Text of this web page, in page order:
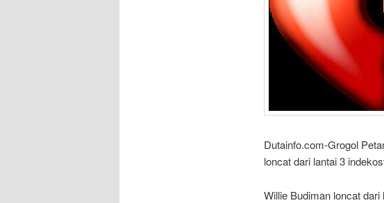
Dutainfo.com-Grogol
loncat dari lantai 3
Willie Budiman loncat